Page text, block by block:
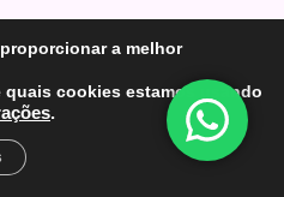
a melhor
quais cookies estamos usando
.